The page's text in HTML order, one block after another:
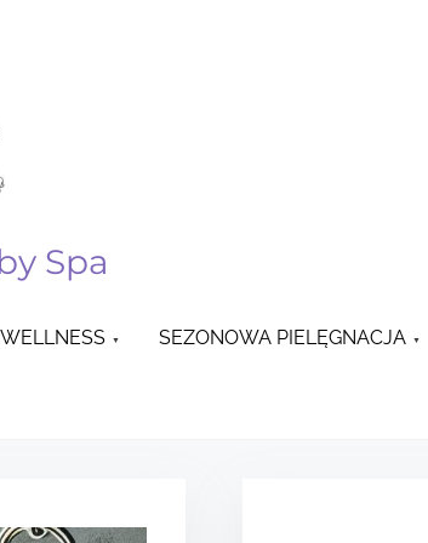
Spa
SEZONOWA PIELĘGNACJA